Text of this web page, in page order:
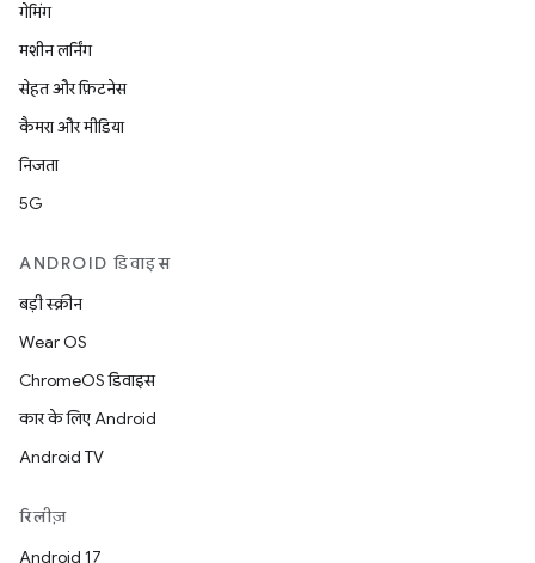
गेमिंग
मशीन लर्निंग
सेहत और फ़िटनेस
कैमरा और मीडिया
निजता
5G
ANDROID डिवाइस
बड़ी स्क्रीन
Wear OS
ChromeOS डिवाइस
कार के लिए Android
Android TV
रिलीज़
Android 17